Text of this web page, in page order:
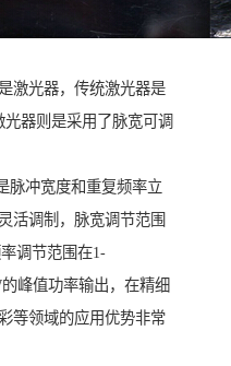
激光器，传统激光器是
器则是采用了脉宽可调
脉冲宽度和重复频率立
活调制，脉宽调节范围
调节范围在1-
峰值功率输出，在精细
等领域的应用优势非常